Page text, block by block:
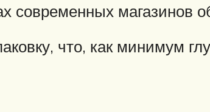
современных магазинов
что, как минимум